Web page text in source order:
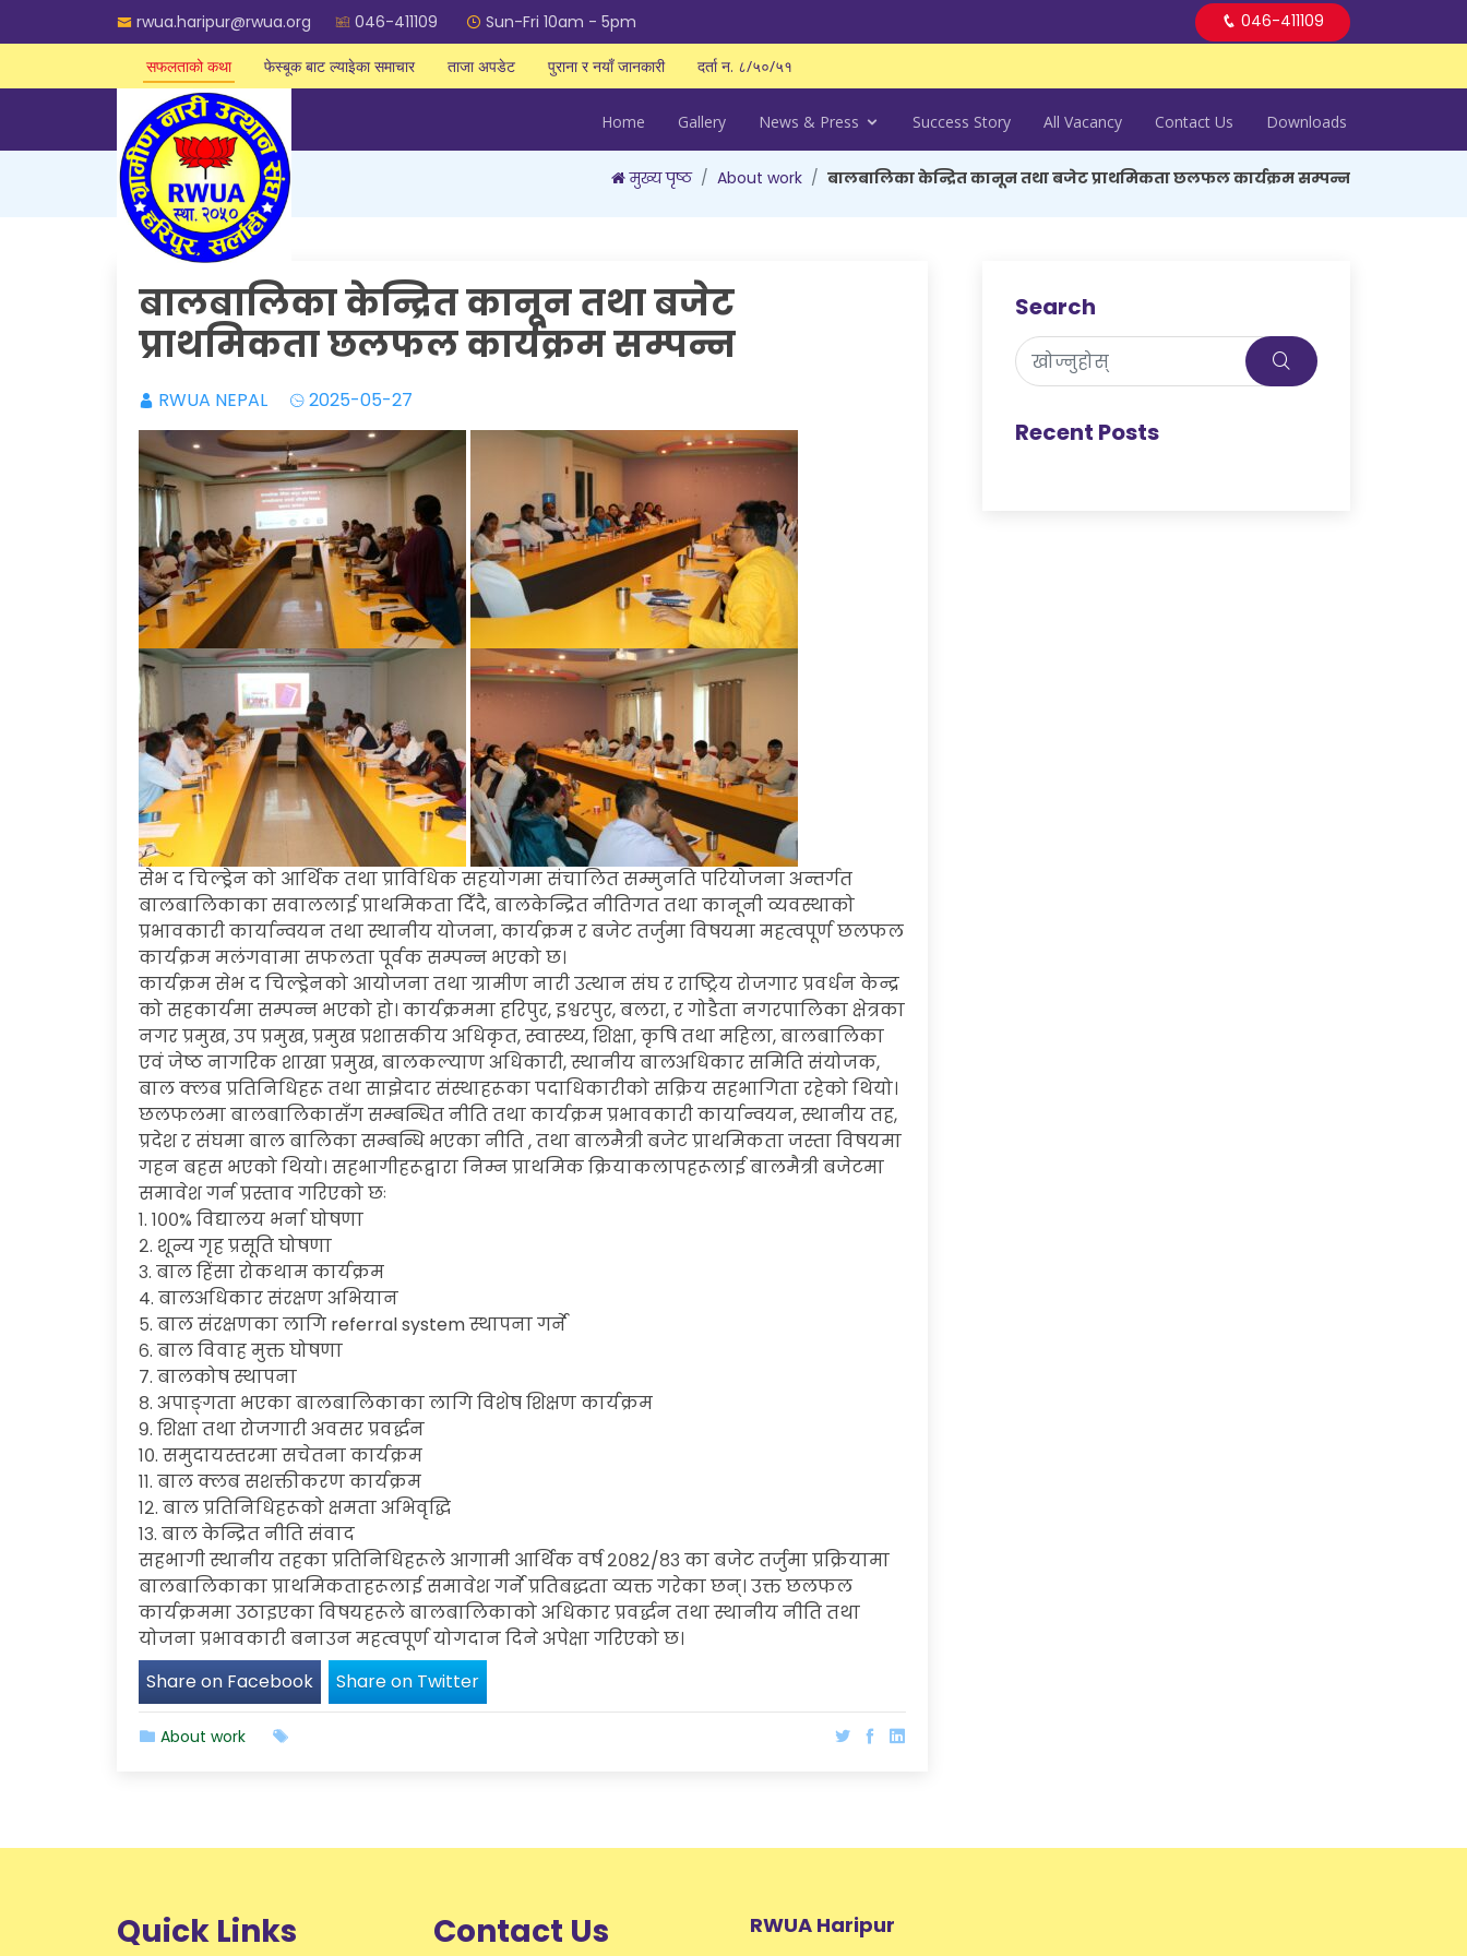
rwua.haripur@rwua.org 046-411109 Sun-Fri 10am - 5pm 046-411109
सफलताको कथा फेस्बूक बाट ल्याइेका समाचार ताजा अपडेट पुराना र नयाँ जानकारी दर्ता न. ८/५०/५१
Home Gallery News & Press Success Story All Vacancy Contact Us Downloads
मुख्य पृष्ठ About work बालबालिका केन्द्रित कानून तथा बजेट प्राथमिकता छलफल कार्यक्रम सम्पन्न
बालबालिका केन्द्रित कानून तथा बजेट
प्राथमिकता छलफल कार्यक्रम सम्पन्न
RWUA NEPAL 2025-05-27
सेभ द चिल्ड्रेन को आर्थिक तथा प्राविधिक सहयोगमा संचालित सम्मुनति परियोजना अन्तर्गत
बालबालिकाका सवाललाई प्राथमिकता दिँदै, बालकेन्द्रित नीतिगत तथा कानूनी व्यवस्थाको
प्रभावकारी कार्यान्वयन तथा स्थानीय योजना, कार्यक्रम र बजेट तर्जुमा विषयमा महत्वपूर्ण छलफल
कार्यक्रम मलंगवामा सफलता पूर्वक सम्पन्न भएको छ।
कार्यक्रम सेभ द चिल्ड्रेनको आयोजना तथा ग्रामीण नारी उत्थान संघ र राष्ट्रिय रोजगार प्रवर्धन केन्द्र
को सहकार्यमा सम्पन्न भएको हो। कार्यक्रममा हरिपुर, इश्वरपुर, बलरा, र गोडैता नगरपालिका क्षेत्रका
नगर प्रमुख, उप प्रमुख, प्रमुख प्रशासकीय अधिकृत, स्वास्थ्य, शिक्षा, कृषि तथा महिला, बालबालिका
एवं जेष्ठ नागरिक शाखा प्रमुख, बालकल्याण अधिकारी, स्थानीय बालअधिकार समिति संयोजक,
बाल क्लब प्रतिनिधिहरू तथा साझेदार संस्थाहरूका पदाधिकारीको सक्रिय सहभागिता रहेको थियो।
छलफलमा बालबालिकासँग सम्बन्धित नीति तथा कार्यक्रम प्रभावकारी कार्यान्वयन, स्थानीय तह,
प्रदेश र संघमा बाल बालिका सम्बन्धि भएका नीति , तथा बालमैत्री बजेट प्राथमिकता जस्ता विषयमा
गहन बहस भएको थियो। सहभागीहरूद्वारा निम्न प्राथमिक क्रियाकलापहरूलाई बालमैत्री बजेटमा
समावेश गर्न प्रस्ताव गरिएको छः
१. १००% विद्यालय भर्ना घोषणा
२. शून्य गृह प्रसूति घोषणा
३. बाल हिंसा रोकथाम कार्यक्रम
4. बालअधिकार संरक्षण अभियान
५. बाल संरक्षणका लागि referral system स्थापना गर्ने
६. बाल विवाह मुक्त घोषणा
७. बालकोष स्थापना
८. अपाङ्गता भएका बालबालिकाका लागि विशेष शिक्षण कार्यक्रम
९. शिक्षा तथा रोजगारी अवसर प्रवर्द्धन
१०. समुदायस्तरमा सचेतना कार्यक्रम
११. बाल क्लब सशक्तीकरण कार्यक्रम
१२. बाल प्रतिनिधिहरूको क्षमता अभिवृद्धि
१३. बाल केन्द्रित नीति संवाद
सहभागी स्थानीय तहका प्रतिनिधिहरूले आगामी आर्थिक वर्ष २०८२/८३ का बजेट तर्जुमा प्रक्रियामा
बालबालिकाका प्राथमिकताहरूलाई समावेश गर्ने प्रतिबद्धता व्यक्त गरेका छन्। उक्त छलफल
कार्यक्रममा उठाइएका विषयहरूले बालबालिकाको अधिकार प्रवर्द्धन तथा स्थानीय नीति तथा
योजना प्रभावकारी बनाउन महत्वपूर्ण योगदान दिने अपेक्षा गरिएको छ।
Share on Facebook
Share on Twitter
About work
Search
Recent Posts
Quick Links Contact Us RWUA Haripur